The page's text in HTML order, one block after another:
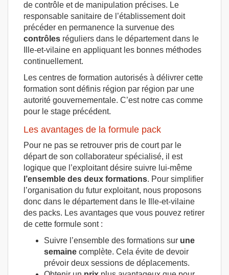
de contrôle et de manipulation précises. Le
responsable sanitaire de l’établissement doit
précéder en permanence la survenue des
contrôles réguliers dans le département dans le
Ille-et-vilaine en appliquant les bonnes méthodes
continuellement.
Les centres de formation autorisés à délivrer cette
formation sont définis région par région par une
autorité gouvernementale. C’est notre cas comme
pour le stage précédent.
Les avantages de la formule pack
Pour ne pas se retrouver pris de court par le
départ de son collaborateur spécialisé, il est
logique que l’exploitant désire suivre lui-même
l’ensemble des deux formations. Pour simplifier
l’organisation du futur exploitant, nous proposons
donc dans le département dans le Ille-et-vilaine
des packs. Les avantages que vous pouvez retirer
de cette formule sont :
Suivre l’ensemble des formations sur une
semaine complète. Cela évite de devoir
prévoir deux sessions de déplacements.